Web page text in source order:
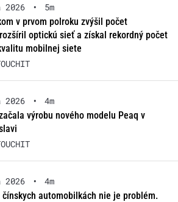
2026 •
5m
v prvom polroku zvýšil počet
optickú sieť a získal rekordný počet
mobilnej siete
•
4m
výrobu nového modelu Peaq v
•
4m
čínskych automobilkách nie je problém.